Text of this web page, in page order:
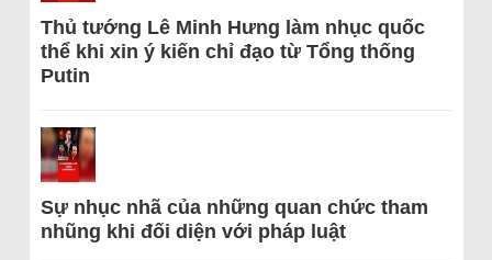
Thủ tướng Lê Minh Hưng làm nhục quốc
thể khi xin ý kiến chỉ đạo từ Tổng thống
Putin
Sự nhục nhã của những quan chức tham
nhũng khi đối diện với pháp luật